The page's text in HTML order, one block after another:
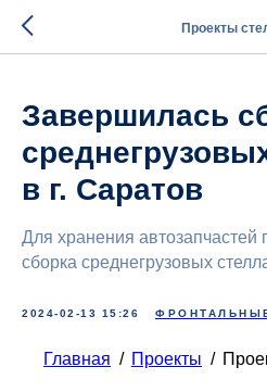
Проекты
Завершилась
в г. Саратов
Для хранения автозапчастей
сборка среднегрузовых
2024-02-13 15:26
Главная / Проекты /